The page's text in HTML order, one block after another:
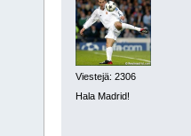
Viestejä: 2306
Hala Madrid!